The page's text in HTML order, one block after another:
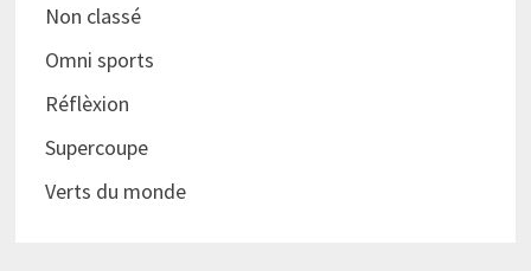
Non classé
Omni sports
Réflèxion
Supercoupe
Verts du monde